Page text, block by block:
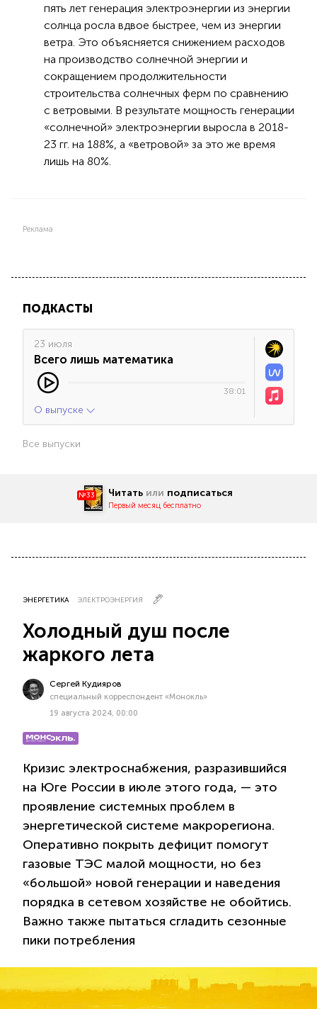
пять лет генерация электроэнергии из энергии
солнца росла вдвое быстрее, чем из энергии
ветра. Это объясняется снижением расходов
на производство солнечной энергии и
сокращением продолжительности
строительства солнечных ферм по сравнению
с ветровыми. В результате мощность генерации
«солнечной» электроэнергии выросла в 2018-
23 гг. на 188%, а «ветровой» за это же время
лишь на 80%.
Реклама
ПОДКАСТЫ
23 июля
Всего лишь математика
38:01
О выпуске
Все выпуски
№33 Читать или подписаться
Первый месяц бесплатно
ЭНЕРГЕТИКА ЭЛЕКТРОЭНЕРГИЯ
Холодный душ после
жаркого лета
Сергей Кудияров
специальный корреспондент «Монокль»
19 августа 2024, 00:00
Кризис электроснабжения, разразившийся
на Юге России в июле этого года, — это
проявление системных проблем в
энергетической системе макрорегиона.
Оперативно покрыть дефицит помогут
газовые ТЭС малой мощности, но без
«большой» новой генерации и наведения
порядка в сетевом хозяйстве не обойтись.
Важно также пытаться сгладить сезонные
пики потребления